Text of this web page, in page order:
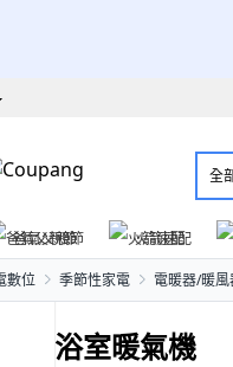
全
爸氣父親節
火箭速配
數位 季節性家電 電暖器/暖風
浴室暖氣機